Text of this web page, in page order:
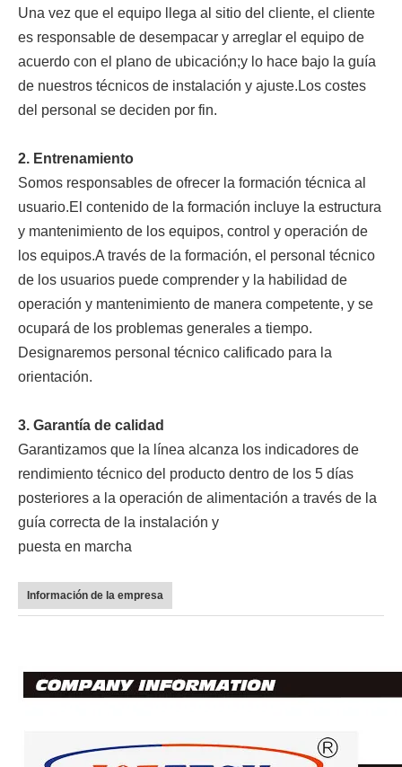
Una vez que el equipo llega al sitio del cliente, el cliente
es responsable de desempacar y arreglar el equipo de
acuerdo con el plano de ubicación;y lo hace bajo la guía
de nuestros técnicos de instalación y ajuste.Los costes
del personal se deciden por fin.
2. Entrenamiento
Somos responsables de ofrecer la formación técnica al
usuario.El contenido de la formación incluye la estructura
y mantenimiento de los equipos, control y operación de
los equipos.A través de la formación, el personal técnico
de los usuarios puede comprender y la habilidad de
operación y mantenimiento de manera competente, y se
ocupará de los problemas generales a tiempo.
Designaremos personal técnico calificado para la
orientación.
3. Garantía de calidad
Garantizamos que la línea alcanza los indicadores de
rendimiento técnico del producto dentro de los 5 días
posteriores a la operación de alimentación a través de la
guía correcta de la instalación y
puesta en marcha
Información de la empresa